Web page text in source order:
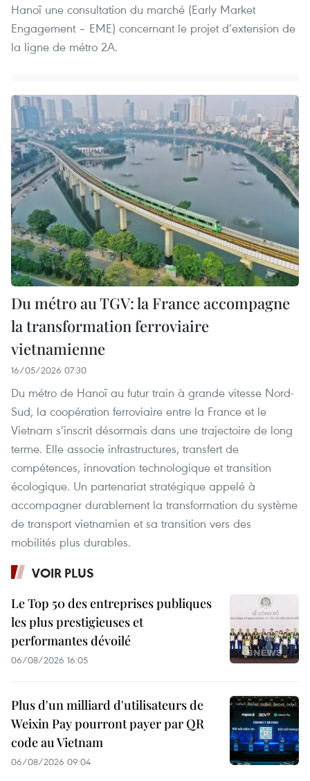
Hanoï une consultation du marché (Early Market
Engagement – EME) concernant le projet d’extension de
la ligne de métro 2A.
Du métro au TGV: la France accompagne
la transformation ferroviaire
vietnamienne
16/05/2026 07:30
Du métro de Hanoï au futur train à grande vitesse Nord-
Sud, la coopération ferroviaire entre la France et le
Vietnam s’inscrit désormais dans une trajectoire de long
terme. Elle associe infrastructures, transfert de
compétences, innovation technologique et transition
écologique. Un partenariat stratégique appelé à
accompagner durablement la transformation du système
de transport vietnamien et sa transition vers des
mobilités plus durables.
VOIR PLUS
Le Top 50 des entreprises publiques
les plus prestigieuses et
performantes dévoilé
06/08/2026 16:05
Plus d'un milliard d'utilisateurs de
Weixin Pay pourront payer par QR
code au Vietnam
06/08/2026 09:04